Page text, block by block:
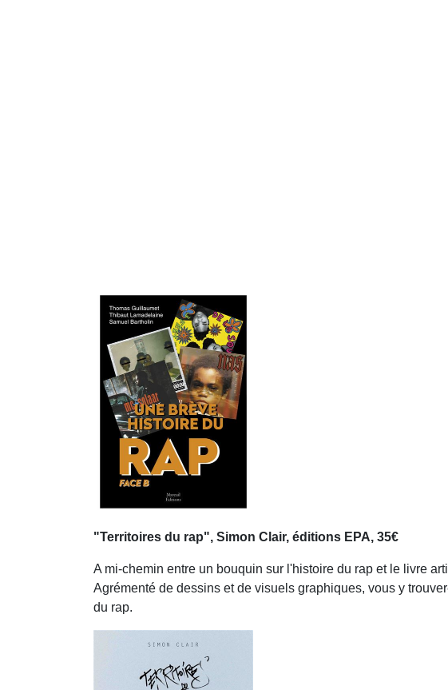
"Territoires du rap", Simon Clair, éditions EPA, 35€
A mi-chemin entre un bouquin sur l'histoire du rap et le livre
Agrémenté de dessins et de visuels graphiques, vous y
du rap.